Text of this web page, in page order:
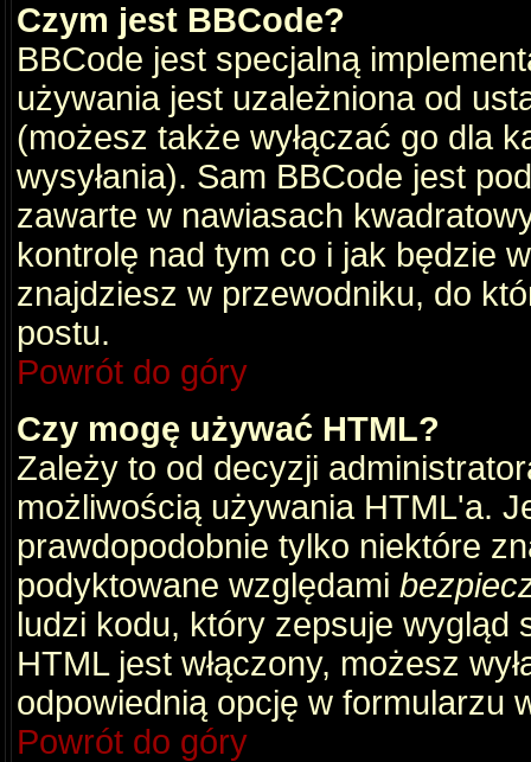
Czym jest BBCode?
BBCode jest specjalną
używania jest uzależniona od
(możesz także wyłączać go dla
wysyłania). Sam BBCode jest
zawarte w nawiasach
kontrolę nad tym co i jak będzie
znajdziesz w przewodniku, do
postu.
Powrót do góry
Czy mogę używać HTML?
Zależy to od decyzji
możliwością używania HTML'a.
prawdopodobnie tylko niektóre
podyktowane względami
ludzi kodu, który zepsuje wygląd
HTML jest włączony, możesz
odpowiednią opcję w formularzu
Powrót do góry